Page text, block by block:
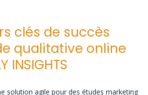
clés de succès
qualitative online
INSIGHTS
solution agile pour des études marketing